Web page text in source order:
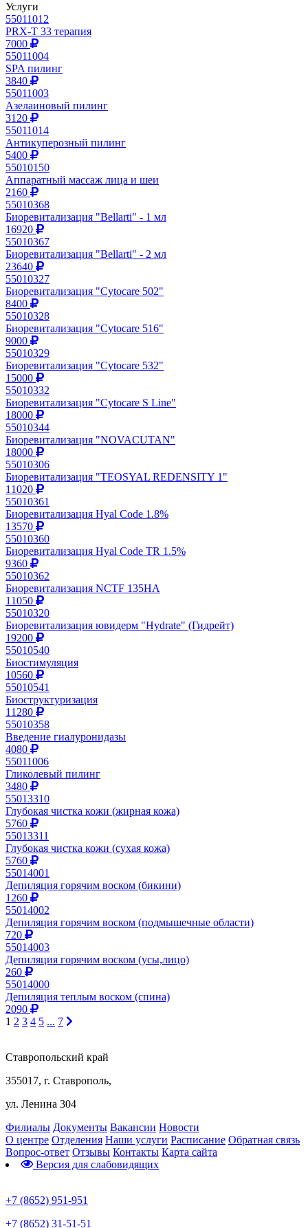
Услуги
55011012
PRX-T 33 терапия
7000
55011004
SPA пилинг
3840
55011003
Азелаиновый пилинг
3120
55011014
Антикуперозный пилинг
5400
55010150
Аппаратный массаж лица и шеи
2160
55010368
Биоревитализация "Bellarti" - 1 мл
16920
55010367
Биоревитализация "Bellarti" - 2 мл
23640
55010327
Биоревитализация "Cytocare 502"
8400
55010328
Биоревитализация "Cytocare 516"
9000
55010329
Биоревитализация "Cytocare 532"
15000
55010332
Биоревитализация "Cytocare S Line"
18000
55010344
Биоревитализация "NOVACUTAN"
18000
55010306
Биоревитализация "TEOSYAL REDENSITY 1"
11020
55010361
Биоревитализация Hyal Code 1.8%
13570
55010360
Биоревитализация Hyal Code TR 1.5%
9360
55010362
Биоревитализация NCTF 135HA
11050
55010320
Биоревитализация ювидерм "Hydrate" (Гидрейт)
19200
55010540
Биостимуляция
10560
55010541
Биоструктуризация
11280
55010358
Введение гиалуронидазы
4080
55011006
Гликолевый пилинг
3480
55013310
Глубокая чистка кожи (жирная кожа)
5760
55013311
Глубокая чистка кожи (сухая кожа)
5760
55014001
Депиляция горячим воском (бикини)
1260
55014002
Депиляция горячим воском (подмышечные области)
720
55014003
Депиляция горячим воском (усы,лицо)
260
55014000
Депиляция теплым воском (спина)
2090
1 2 3 4 5 ... 7
Ставропольский край
355017, г. Ставрополь,
ул. Ленина 304
Филиалы Документы Вакансии Новости
О центре Отделения Наши услуги Расписание Обратная связь
Вопрос-ответ Отзывы Контакты Карта сайта
Версия для слабовидящих
+7 (8652) 951-951
+7 (8652) 31-51-51